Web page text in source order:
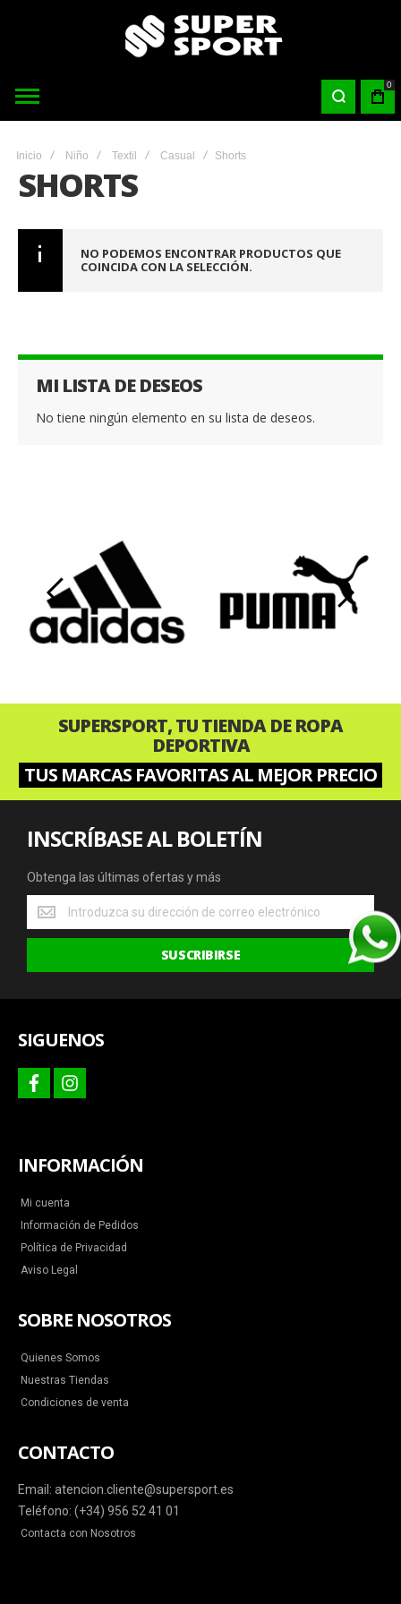
0
Inicio Niño Textil Casual Shorts
SHORTS
NO PODEMOS ENCONTRAR PRODUCTOS QUE
COINCIDA CON LA SELECCIÓN.
MI LISTA DE DESEOS
No tiene ningún elemento en su lista de deseos.
‹ ›
SUPERSPORT, TU TIENDA DE ROPA
DEPORTIVA
TUS MARCAS FAVORITAS AL MEJOR PRECIO
INSCRÍBASE AL BOLETÍN
Obtenga las últimas ofertas y más
Obtenga
las
últimas
y
SUSCRIBIRSE
SIGUENOS
facebookinstagram
INFORMACIÓN
Mi cuenta
Información de Pedidos
Política de Privacidad
Aviso Legal
SOBRE NOSOTROS
Quienes Somos
Nuestras Tiendas
Condiciones de venta
CONTACTO
Email: atencion.cliente@supersport.es
Teléfono: (+34) 956 52 41 01
Contacta con Nosotros